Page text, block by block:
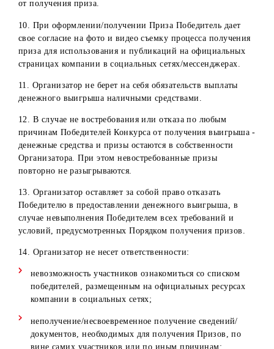
Ташкентская
область
Центр
обслуживания
Ташкентская
г.Чирчик,
проспект
область
Центр
обслуживания
в г.Ургенч
г.Ургенч,
Хорезмий,
Ферганская
область
в г.Фергана
Ферганская
г.Фергана, ул.
Сайилгох, д.
8. Организатор оставляет за собой право аннулировать
результаты Конкурса Победителя в следующих случаях:
участия в Конкурса;